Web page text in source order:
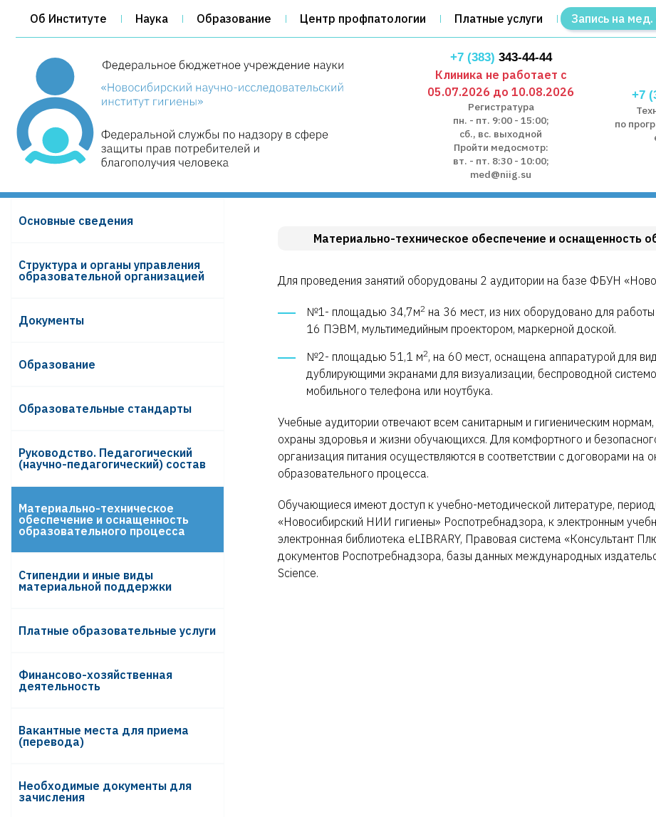
Об Институте Наука Образование Центр профпатологии Платные услуги Запись на
+7 (383) 343-44-44
Клиника не работает с
05.07.2026 до 10.08.2026
Регистратура
пн. - пт. 9:00 - 15:00;
сб., вс. выходной
Пройти медосмотр:
вт. - пт. 8:30 - 10:00;
med@niig.su
+7
по
Основные сведения
Структура и органы управления
образовательной организацией
Документы
Образование
Образовательные стандарты
Руководство. Педагогический
(научно-педагогический) состав
Материально-техническое
обеспечение и оснащенность
образовательного процесса
Стипендии и иные виды
материальной поддержки
Платные образовательные услуги
Финансово-хозяйственная
деятельность
Вакантные места для приема
(перевода)
Необходимые документы для
зачисления
Материально-техническое обеспечение и оснащенность
Для проведения занятий оборудованы 2 аудитории на базе ФБУН
№1- площадью 34,7м2 на 36 мест, из них оборудовано для
16 ПЭВМ, мультимедийным проектором, маркерной доской.
№2- площадью 51,1 м2, на 60 мест, оснащена аппаратурой для
дублирующими экранами для визуализации, беспроводной
мобильного телефона или ноутбука.
Учебные аудитории отвечают всем санитарным и гигиеническим
охраны здоровья и жизни обучающихся. Для комфортного и
организация питания осуществляются в соответствии с договорами на
образовательного процесса.
Обучающиеся имеют доступ к учебно-методической литературе,
«Новосибирский НИИ гигиены» Роспотребнадзора, к электронным
электронная библиотека eLIBRARY, Правовая система «Консультант
документов Роспотребнадзора, базы данных международных
Science.